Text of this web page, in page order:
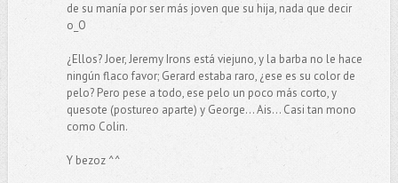
de su manía por ser más joven que su hija, nada que decir
o_O
¿Ellos? Joer, Jeremy Irons está viejuno, y la barba no le hace
ningún flaco favor; Gerard estaba raro, ¿ese es su color de
pelo? Pero pese a todo, ese pelo un poco más corto, y
quesote (postureo aparte) y George... Ais... Casi tan mono
como Colin.
Y bezoz ^^